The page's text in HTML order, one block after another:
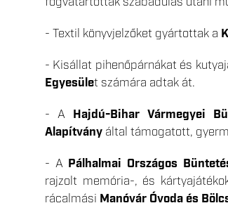
- Textil könyvjelzőket gyártottak a
- Kisállat pihenőpárnákat és
Egyesület számára adtak át.
- A Hajdú-Bihar Vármegyei
Alapítvány által támogatott,
- A Pálhalmai Országos
rajzolt memória-, és
rácalmási Manóvár Óvoda és